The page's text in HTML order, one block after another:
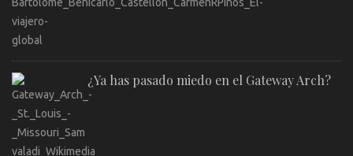
¿Ya has pasado miedo en el Gateway Arch?